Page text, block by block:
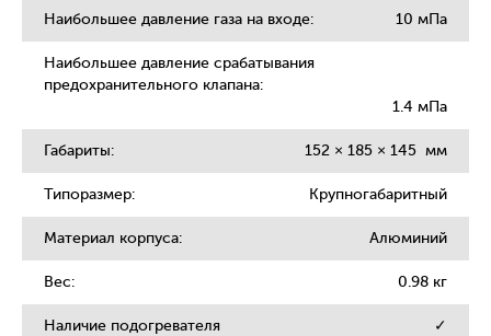
Наибольшее давление газа на входе: 10 мПа
Наибольшее давление срабатывания
предохранительного клапана:
1.4 мПа
Габариты: 152 × 185 × 145 мм
Типоразмер: Крупногабаритный
Материал корпуса: Алюминий
Вес: 0.98 кг
Наличие подогревателя ✓